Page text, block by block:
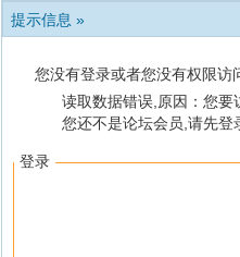
提示信息 »
您没有登录或者您没有权限访
读取数据错误,原因：您要
您还不是论坛会员,请先登
登录